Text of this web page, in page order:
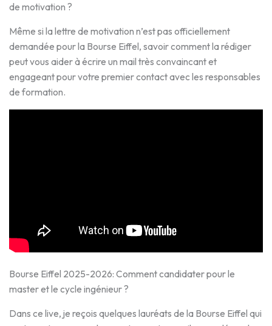
de motivation ?
Même si la lettre de motivation n’est pas officiellement
demandée pour la Bourse Eiffel, savoir comment la rédiger
peut vous aider à écrire un mail très convaincant et
engageant pour votre premier contact avec les responsables
de formation.
Bourse Eiffel 2025-2026: Comment candidater pour le
master et le cycle ingénieur ?
Dans ce live, je reçois quelques lauréats de la Bourse Eiffel qui